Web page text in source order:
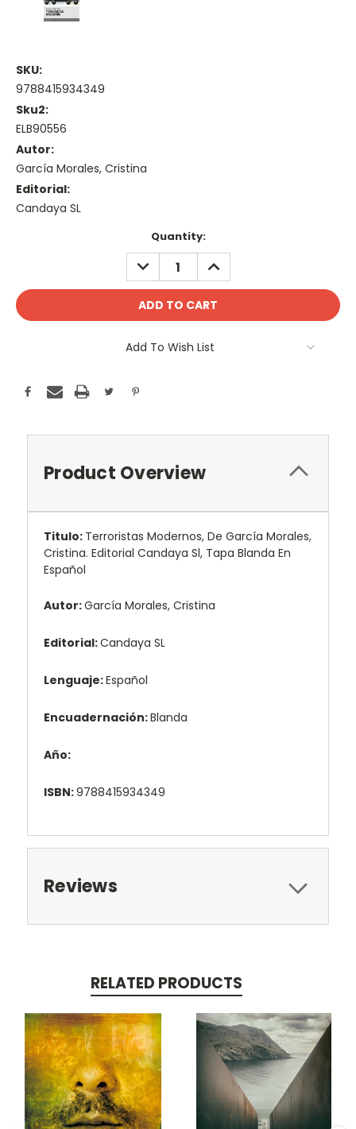
SKU:
9788415934349
Sku2:
ELB90556
Autor:
García Morales, Cristina
Editorial:
Candaya SL
Quantity:
DECREASE
QUANTITY:
INCREASE
QUANTITY:
Add To Wish List
Product Overview
Titulo: Terroristas Modernos, De García Morales,
Cristina. Editorial Candaya Sl, Tapa Blanda En
Español
Autor:García Morales, Cristina
Editorial:Candaya SL
Lenguaje:Español
Encuadernación:Blanda
Año:
ISBN:9788415934349
Reviews
RELATED PRODUCTS